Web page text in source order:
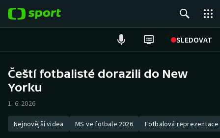
SLEDOVAT
Hokej
Atletika
Čeští fotbalisté dorazili do New
Yorku
1. 6. 2026
Nejnovější videa MS ve fotbale 2026 Fotbalová reprezentace